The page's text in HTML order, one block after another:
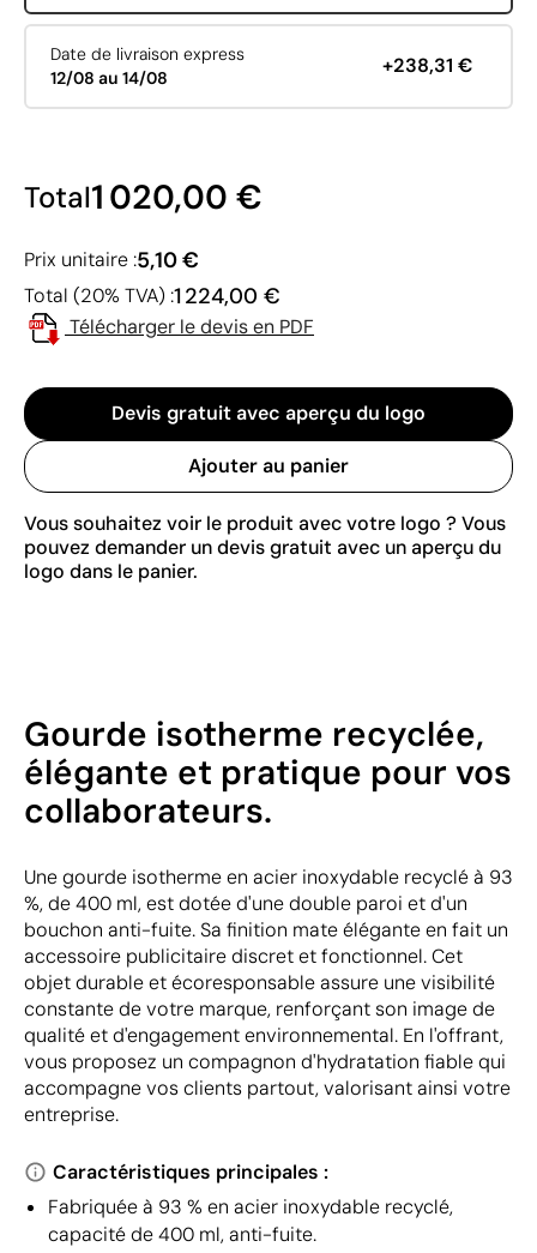
Date de livraison express
12/08 au 14/08
+238,31 €
Total1 020,00 €
Prix unitaire :5,10 €
Total (20% TVA) :1 224,00 €
Télécharger le devis en PDF
Devis gratuit avec aperçu du logo
Ajouter au panier
Vous souhaitez voir le produit avec votre logo ? Vous
pouvez demander un devis gratuit avec un aperçu du
logo dans le panier.
Gourde isotherme recyclée,
élégante et pratique pour vos
collaborateurs.
Une gourde isotherme en acier inoxydable recyclé à 93
%, de 400 ml, est dotée d'une double paroi et d'un
bouchon anti-fuite. Sa finition mate élégante en fait un
accessoire publicitaire discret et fonctionnel. Cet
objet durable et écoresponsable assure une visibilité
constante de votre marque, renforçant son image de
qualité et d'engagement environnemental. En l'offrant,
vous proposez un compagnon d'hydratation fiable qui
accompagne vos clients partout, valorisant ainsi votre
entreprise.
Caractéristiques principales :
Fabriquée à 93 % en acier inoxydable recyclé,
capacité de 400 ml, anti-fuite.